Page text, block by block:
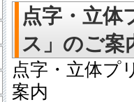
点字・立体
ス」のご案
点字・立体プ
案内